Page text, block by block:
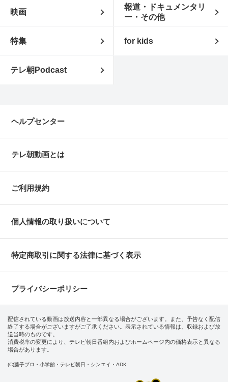
映画
報道・ドキュメンタリ
ー・その他
特集 for kids
テレ朝Podcast
ヘルプセンター
テレ朝動画とは
ご利用規約
個人情報の取り扱いについて
特定商取引に関する法律に基づく表示
プライバシーポリシー
配信されている動画は放送内容と一部異なる場合がございます。また、予告なく配信
終了する場合がございますがご了承ください。表示されている情報は、収録および放
送当時のものです。
消費税率の変更により、テレビ朝日番組内およびホームページ内の価格表示と異なる
場合があります。
(C)藤子プロ・小学館・テレビ朝日・シンエイ・ADK